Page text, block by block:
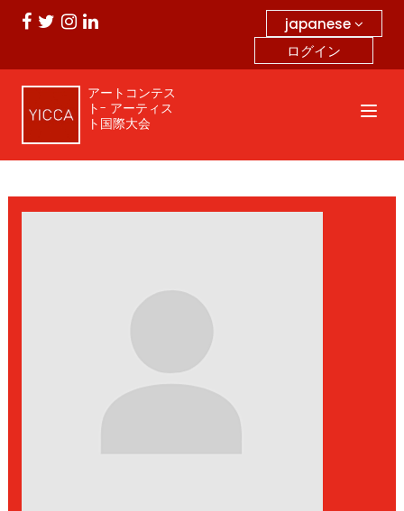
japanese
ログイン
アートコンテス
ト- アーティス
ト国際大会